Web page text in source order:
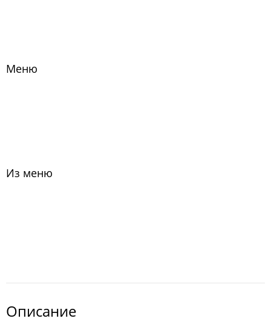
Меню
Из меню
Описание